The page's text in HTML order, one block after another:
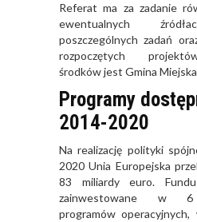
Referat ma za zadanie
ewentualnych
poszczególnych zadań
rozpoczętych
środków jest Gmina
Programy
2014-2020
Na realizację polityki
2020 Unia Europejska
83 miliardy euro.
zainwestowane w 6
programów